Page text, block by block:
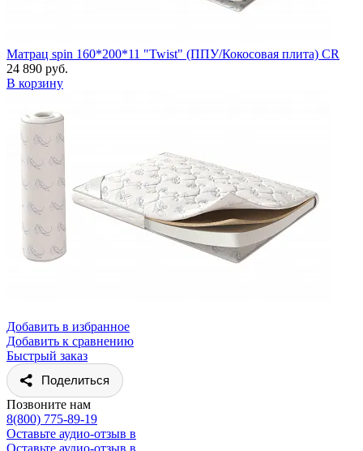
Матрац spin 160*200*11 "Twist" (ППУ/Кокосовая плита) CR
24 890 руб.
В корзину
Добавить в избранное
Добавить к сравнению
Быстрый заказ
Поделиться
Позвоните нам
8(800) 775-89-19
Оставьте аудио-отзыв в
Оставьте аудио-отзыв в